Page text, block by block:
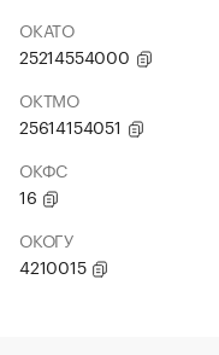
ОКАТО
25214554000
ОКТМО
25614154051
ОКФС
16
ОКОГУ
4210015